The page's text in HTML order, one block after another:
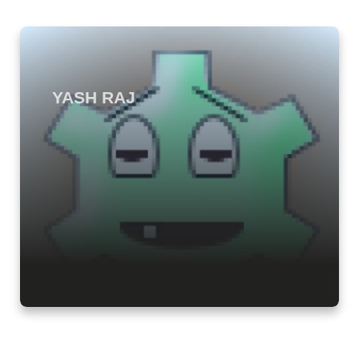
YASH RAJ